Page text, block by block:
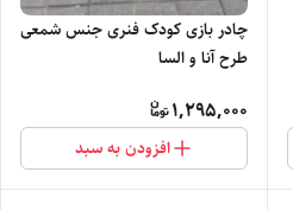
چادر بازی کودک فنری جنس شمعی
طرح آنا و السا
1,295,000
افزودن به سبد